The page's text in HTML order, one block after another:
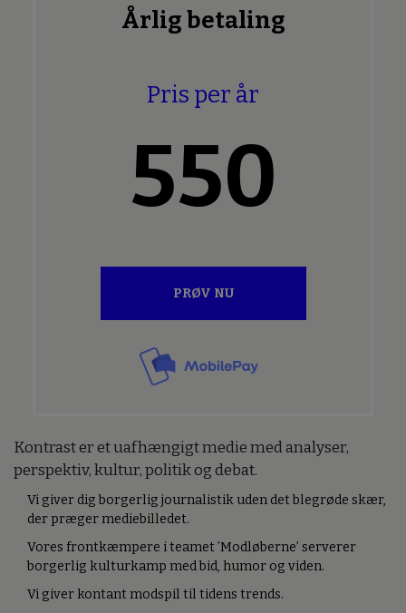
Årlig betaling
Pris per år
550
PRØV NU
Kontrast er et uafhængigt medie med analyser,
perspektiv, kultur, politik og debat.
Vi giver dig borgerlig journalistik uden det blegrøde skær,
der præger mediebilledet.
Vores frontkæmpere i teamet ’Modløberne’ serverer
borgerlig kulturkamp med bid, humor og viden.
Vi giver kontant modspil til tidens trends.